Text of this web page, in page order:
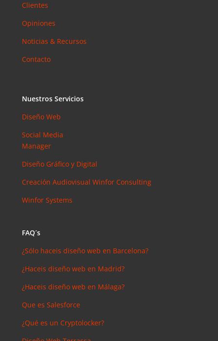
sirve?
Ikeren
SEO: Tipos
y precios
invertir en
Las claves
para saber
cuánto y
invertir en
esta red
¿Debería
Instagram?
Las claves
cuánto y
invertir en
esta red
Clientes
Opiniones
Noticias & Recursos
Contacto
Nuestros Servicios
Diseño Web
Social Media
Manager
Diseño Gráfico y Digital
Creación Audiovisual Winfor Consulting
Winfor Systems
FAQ´s
¿Sólo haceis diseño web en Barcelona?
¿Haceis diseño web en Madrid?
¿Haceis diseño web en Málaga?
Que es Salesforce
¿Qué es un Cryptolocker?